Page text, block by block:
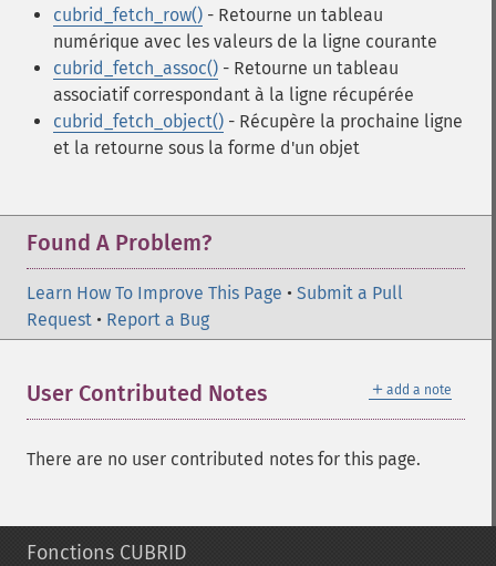
cubrid_fetch_row() - Retourne un tableau
numérique avec les valeurs de la ligne courante
cubrid_fetch_assoc() - Retourne un tableau
associatif correspondant à la ligne récupérée
cubrid_fetch_object() - Récupère la prochaine ligne
et la retourne sous la forme d'un objet
Found A Problem?
Learn How To Improve This Page • Submit a Pull
Request • Report a Bug
＋ add a note
User Contributed Notes
There are no user contributed notes for this page.
Fonctions CUBRID